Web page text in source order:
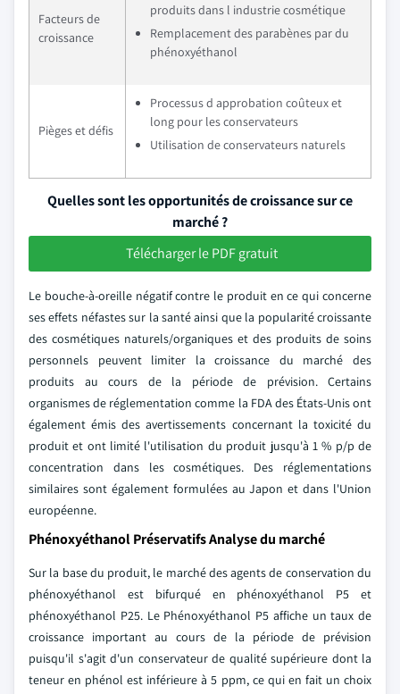
Facteurs de
croissance
produits dans l industrie cosmétique
Remplacement des parabènes par du
phénoxyéthanol
Pièges et défis
Processus d approbation coûteux et
long pour les conservateurs
Utilisation de conservateurs naturels
Quelles sont les opportunités de croissance sur ce
marché ?
Télécharger le PDF gratuit
Le bouche-à-oreille négatif contre le produit en ce qui concerne
ses effets néfastes sur la santé ainsi que la popularité croissante
des cosmétiques naturels/organiques et des produits de soins
personnels peuvent limiter la croissance du marché des
produits au cours de la période de prévision. Certains
organismes de réglementation comme la FDA des États-Unis ont
également émis des avertissements concernant la toxicité du
produit et ont limité l'utilisation du produit jusqu'à 1 % p/p de
concentration dans les cosmétiques. Des réglementations
similaires sont également formulées au Japon et dans l'Union
européenne.
Phénoxyéthanol Préservatifs Analyse du marché
Sur la base du produit, le marché des agents de conservation du
phénoxyéthanol est bifurqué en phénoxyéthanol P5 et
phénoxyéthanol P25. Le Phénoxyéthanol P5 affiche un taux de
croissance important au cours de la période de prévision
puisqu'il s'agit d'un conservateur de qualité supérieure dont la
teneur en phénol est inférieure à 5 ppm, ce qui en fait un choix